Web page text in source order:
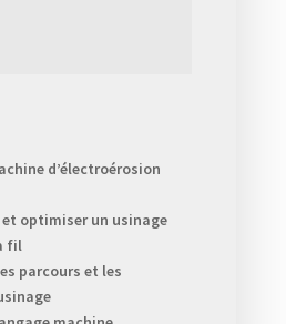
d’électroérosion
et optimiser un usinage
fil
parcours et les